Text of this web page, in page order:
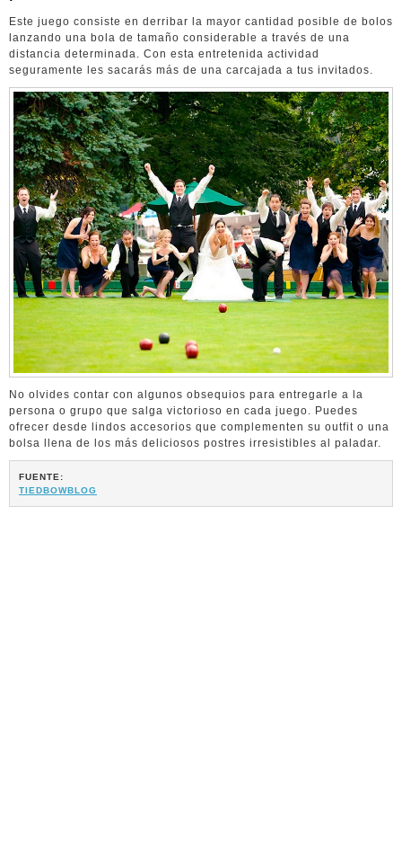
Este juego consiste en derribar la mayor cantidad posible de bolos
lanzando una bola de tamaño considerable a través de una
distancia determinada. Con esta entretenida actividad
seguramente les sacarás más de una carcajada a tus invitados.
No olvides contar con algunos obsequios para entregarle a la
persona o grupo que salga victorioso en cada juego. Puedes
ofrecer desde lindos accesorios que complementen su outfit o una
bolsa llena de los más deliciosos postres irresistibles al paladar.
FUENTE:
TIEDBOWBLOG